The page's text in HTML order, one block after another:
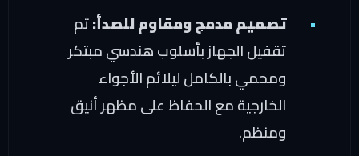
تصميم مدمج ومقاوم للصدأ:تم
تقفيل الجهاز بأسلوب هندسي مبتكر
ومحمي بالكامل ليلائم الأجواء
الخارجية مع الحفاظ على مظهر أنيق
ومنظم.